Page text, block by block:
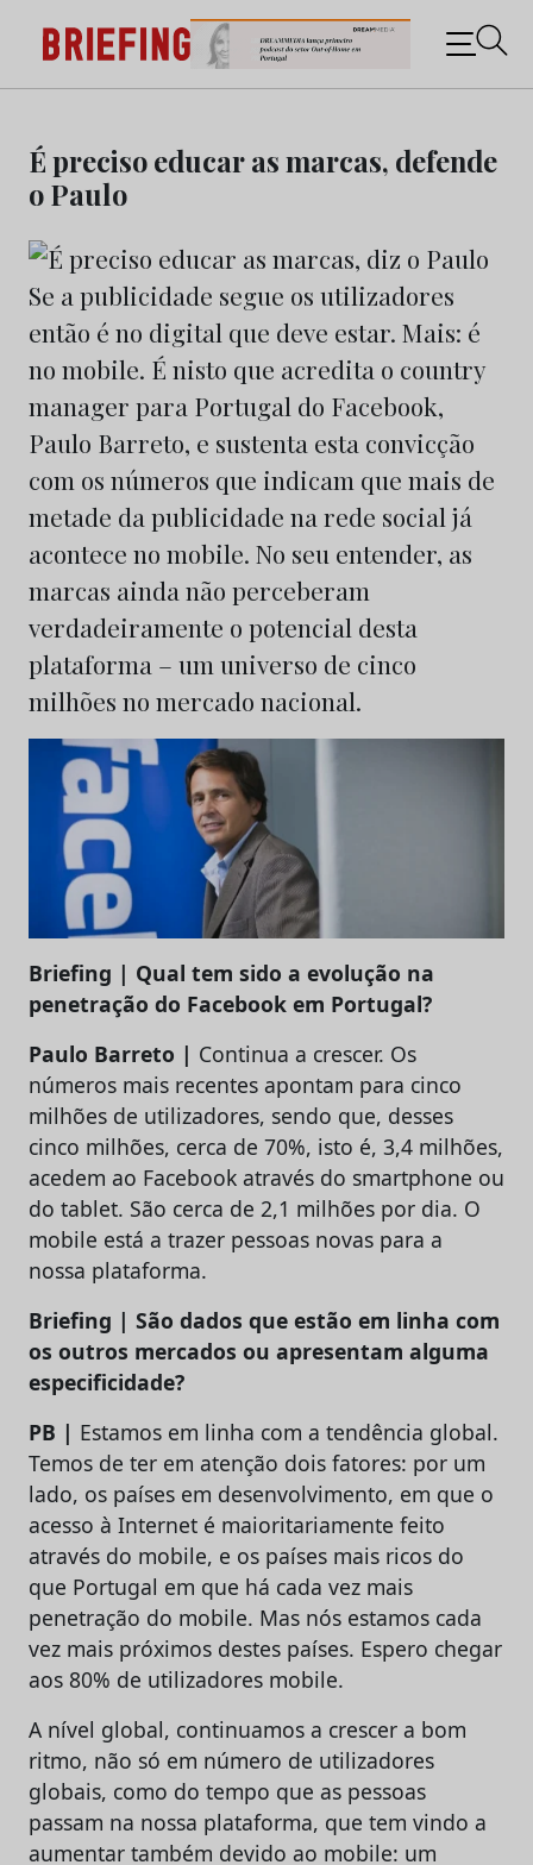
content
Briefing: Todas as notícias sobre os negócios do
Marketing e da Publicidade
É preciso educar as marcas, defende
o Paulo
Se a publicidade segue os utilizadores
então é no digital que deve estar. Mais: é
no mobile. É nisto que acredita o country
manager para Portugal do Facebook,
Paulo Barreto, e sustenta esta convicção
com os números que indicam que mais de
metade da publicidade na rede social já
acontece no mobile. No seu entender, as
marcas ainda não perceberam
verdadeiramente o potencial desta
plataforma – um universo de cinco
milhões no mercado nacional.
Briefing | Qual tem sido a evolução na
penetração do Facebook em Portugal?
Paulo Barreto | Continua a crescer. Os
números mais recentes apontam para cinco
milhões de utilizadores, sendo que, desses
cinco milhões, cerca de 70%, isto é, 3,4 milhões,
acedem ao Facebook através do smartphone ou
do tablet. São cerca de 2,1 milhões por dia. O
mobile está a trazer pessoas novas para a
nossa plataforma.
Briefing | São dados que estão em linha com
os outros mercados ou apresentam alguma
especificidade?
PB | Estamos em linha com a tendência global.
Temos de ter em atenção dois fatores: por um
lado, os países em desenvolvimento, em que o
acesso à Internet é maioritariamente feito
através do mobile, e os países mais ricos do
que Portugal em que há cada vez mais
penetração do mobile. Mas nós estamos cada
vez mais próximos destes países. Espero chegar
aos 80% de utilizadores mobile.
A nível global, continuamos a crescer a bom
ritmo, não só em número de utilizadores
globais, como do tempo que as pessoas
passam na nossa plataforma, que tem vindo a
aumentar também devido ao mobile: um